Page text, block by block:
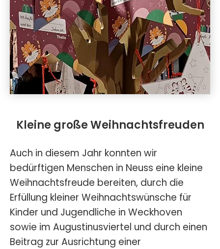
Kleine große Weihnachtsfreuden
Auch in diesem Jahr konnten wir
bedürftigen Menschen in Neuss eine kleine
Weihnachtsfreude bereiten, durch die
Erfüllung kleiner Weihnachtswünsche für
Kinder und Jugendliche in Weckhoven
sowie im Augustinusviertel und durch einen
Beitrag zur Ausrichtung einer